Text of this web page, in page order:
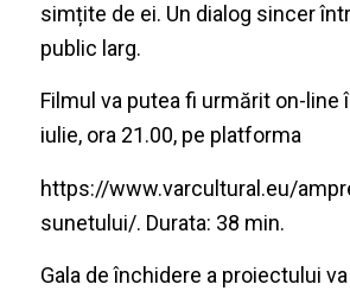
simțite de ei. Un dialog sincer
public larg.
Filmul va putea fi urmărit on-line
iulie, ora 21.00, pe platforma
https://www.varcultural.eu/
sunetului/. Durata: 38 min.
Gala de închidere a proiectului